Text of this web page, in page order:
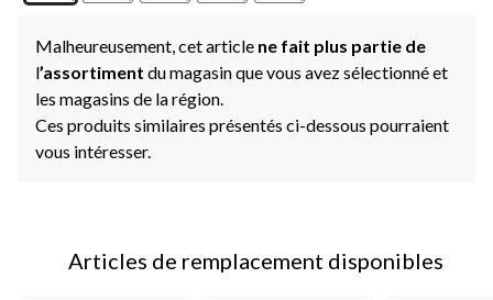
Malheureusement, cet article ne fait plus partie de
l’assortiment du magasin que vous avez sélectionné et
les magasins de la région.
Ces produits similaires présentés ci-dessous pourraient
vous intéresser.
Articles de remplacement disponibles